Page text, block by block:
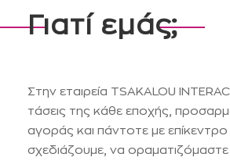
Γιατί εμάς;
Στην εταιρεία TSAKALOU
τάσεις της κάθε εποχής,
αγοράς και πάντοτε με
σχεδιάζουμε, να οραματιζόμαστε